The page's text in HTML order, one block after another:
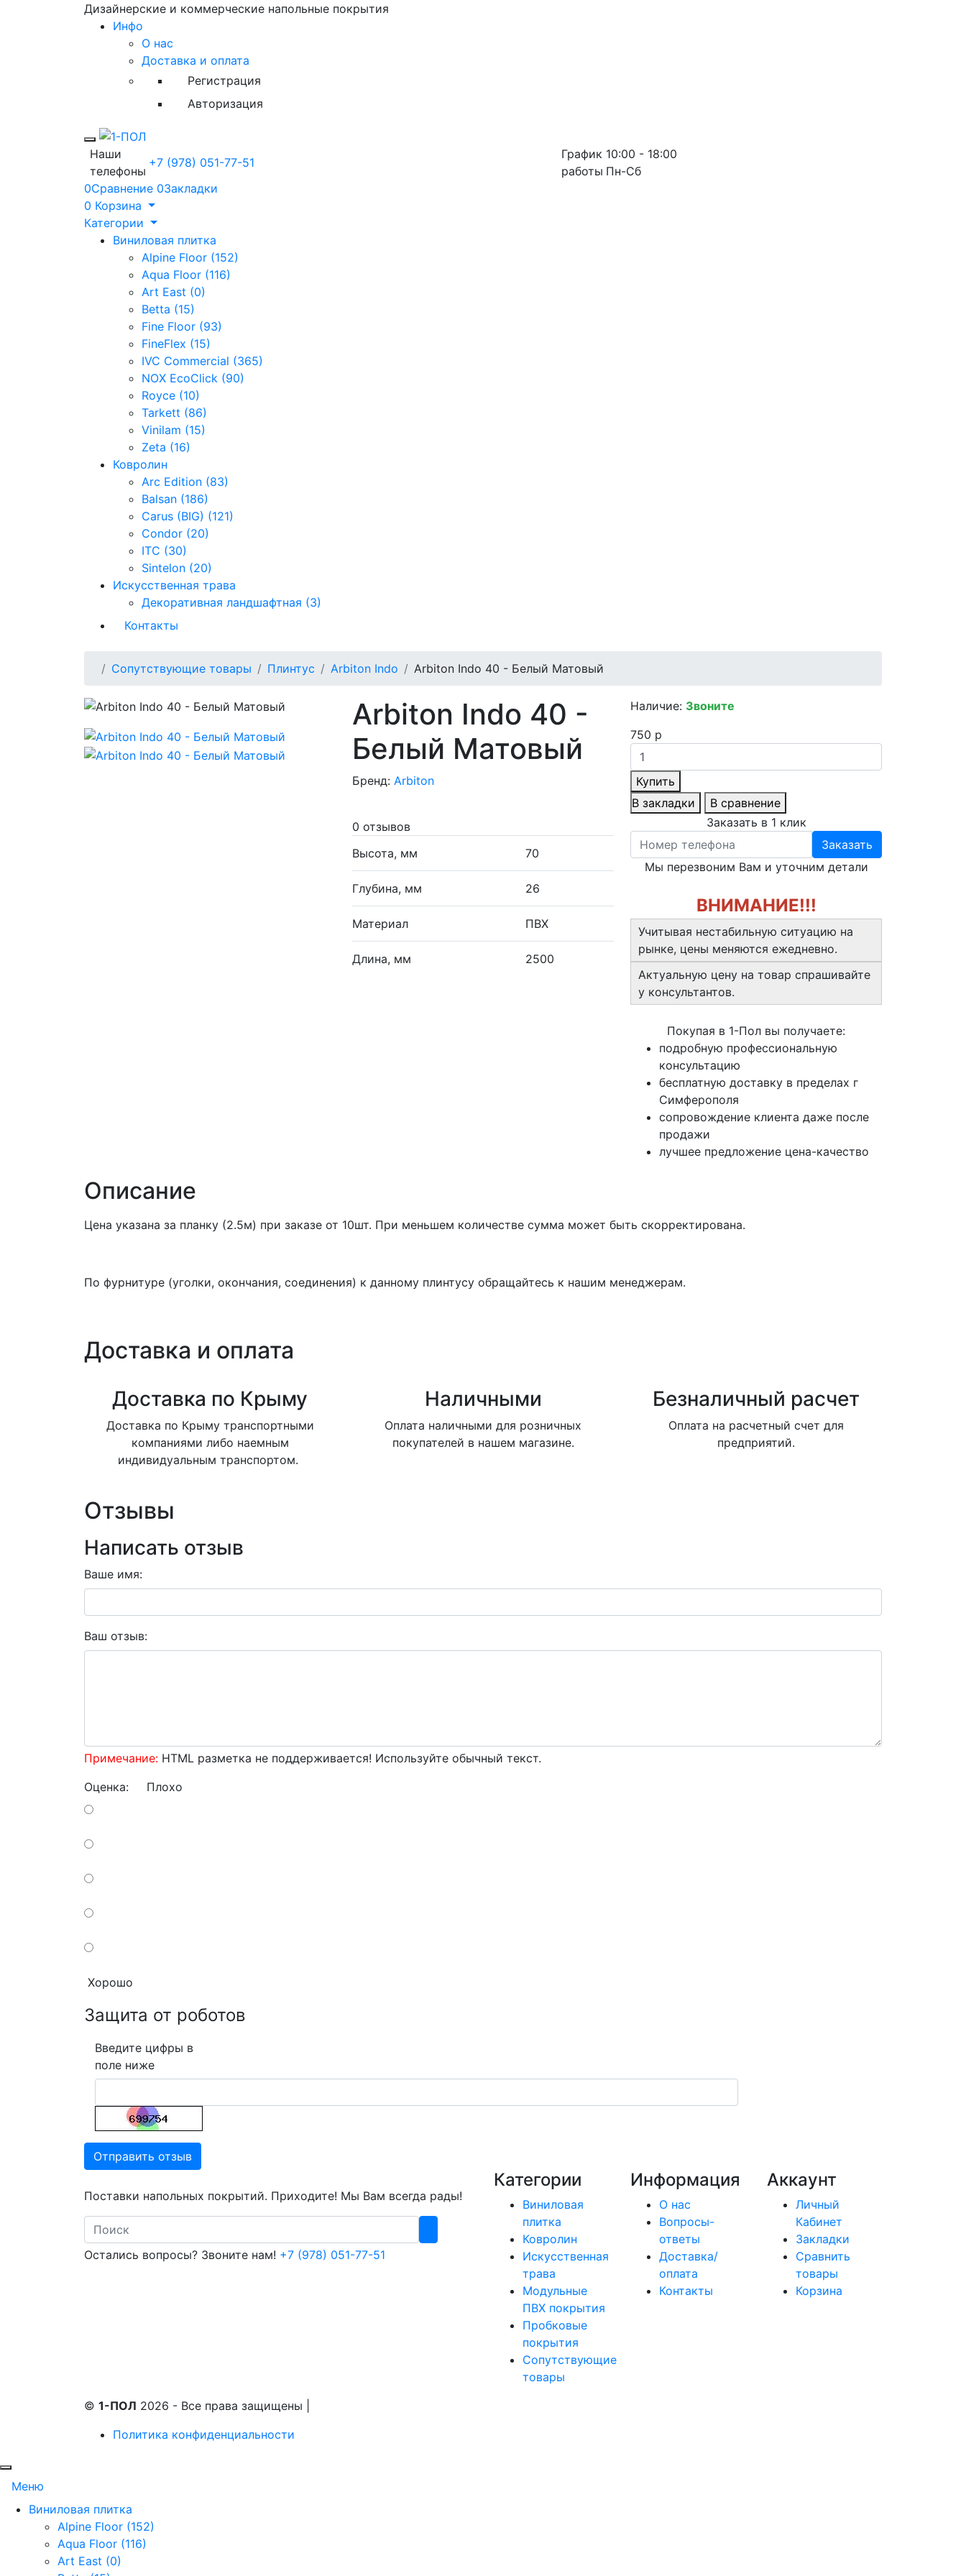
Дизайнерские и коммерческие напольные покрытия
Инфо
О нас
Доставка и оплата
Регистрация
Авторизация
Toggle mobile menu
Наши
телефоны
+7 (978) 051-77-51
График
работы
10:00 - 18:00
Пн-Сб
0Сравнение 0Закладки
0 Корзина
Категории
Виниловая плитка
Alpine Floor (152)
Aqua Floor (116)
Art East (0)
Betta (15)
Fine Floor (93)
FineFlex (15)
IVC Commercial (365)
NOX EcoClick (90)
Royce (10)
Tarkett (86)
Vinilam (15)
Zeta (16)
Ковролин
Arc Edition (83)
Balsan (186)
Carus (BIG) (121)
Condor (20)
ITC (30)
Sintelon (20)
Искусственная трава
Декоративная ландшафтная (3)
Контакты
Сопутствующие товары Плинтус Arbiton Indo Arbiton Indo 40 - Белый Матовый
Arbiton Indo 40 -
Белый Матовый
Бренд: Arbiton
0 отзывов
Высота, мм
70
Глубина, мм 26
Материал ПВХ
Длина, мм 2500
Наличие: Звоните
750 р
Купить
В закладки
В сравнение
Заказать в 1 клик
Заказать
Мы перезвоним Вам и уточним детали
ВНИМАНИЕ!!!
Учитывая нестабильную ситуацию на
рынке, цены меняются ежедневно.
Актуальную цену на товар спрашивайте
у консультантов.
Покупая в 1-Пол вы получаете:
подробную профессиональную
консультацию
бесплатную доставку в пределах г
Симферополя
сопровождение клиента даже после
продажи
лучшее предложение цена-качество
Описание
Цена указана за планку (2.5м) при заказе от 10шт. При меньшем количестве сумма может быть скорректирована.
По фурнитуре (уголки, окончания, соединения) к данному плинтусу обращайтесь к нашим менеджерам.
Доставка и оплата
Доставка по Крыму
Доставка по Крыму транспортными
компаниями либо наемным
индивидуальным транспортом.
Наличными
Оплата наличными для розничных
покупателей в нашем магазине.
Безналичный расчет
Оплата на расчетный счет для
предприятий.
Отзывы
Написать отзыв
Ваше имя:
Ваш отзыв:
Примечание: HTML разметка не поддерживается! Используйте обычный текст.
Оценка: Плохо
Хорошо
Защита от роботов
Введите цифры в
поле ниже
Отправить отзыв
Поставки напольных покрытий. Приходите! Мы Вам всегда рады!
Search
Остались вопросы? Звоните нам! +7 (978) 051-77-51
Категории
Виниловая
плитка
Ковролин
Искусственная
трава
Модульные
ПВХ покрытия
Пробковые
покрытия
Сопутствующие
товары
Информация
О нас
Вопросы-
ответы
Доставка/
оплата
Контакты
Аккаунт
Личный
Кабинет
Закладки
Сравнить
товары
Корзина
© 1-ПОЛ 2026 - Все права защищены
Политика конфиденциальности
Меню
Виниловая плитка
Alpine Floor (152)
Aqua Floor (116)
Art East (0)